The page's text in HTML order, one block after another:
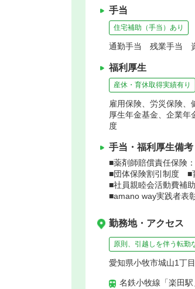
手当
住宅補助（手当）あり
通勤手当 残業手当
福利厚生
産休・育休取得実績有り
雇用保険、労災保険、
厚生年金基金、企業
度
手当・福利厚生備考
■薬剤師賠償責任保険
■団体保険割引制度 ■
■社員親睦会活動費補
■amano way実践者表
勤務地・アクセス
原則、引越しを伴う転勤
愛知県小牧市城山1丁
名鉄小牧線「楽田